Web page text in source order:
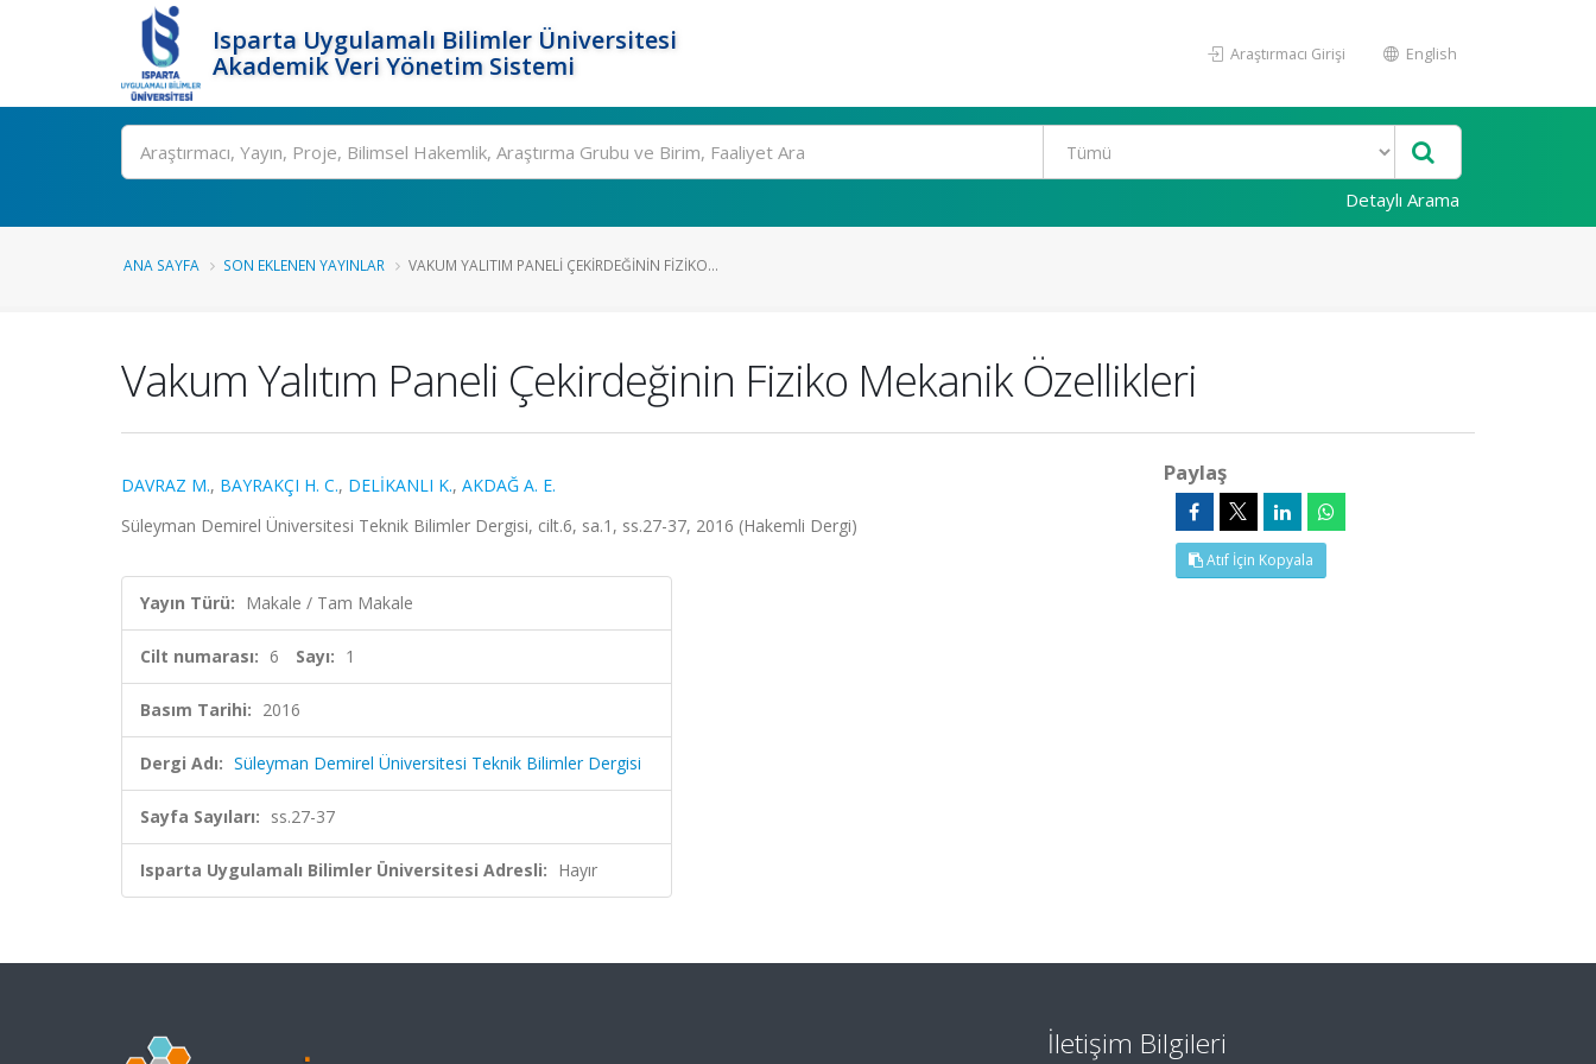
Isparta Uygulamalı Bilimler Üniversitesi
Akademik Veri Yönetim Sistemi
Araştırmacı Girişi English
Ara
Detaylı Arama
ANA SAYFA SON EKLENEN YAYINLAR VAKUM YALITIM PANELI ÇEKIRDEĞININ FIZIKO...
Vakum Yalıtım Paneli Çekirdeğinin Fiziko Mekanik Özellikleri
DAVRAZ M., BAYRAKÇI H. C., DELİKANLI K., AKDAĞ A. E.
Süleyman Demirel Üniversitesi Teknik Bilimler Dergisi, cilt.6, sa.1, ss.27-37, 2016 (Hakemli Dergi)
Yayın Türü: Makale / Tam Makale
Cilt numarası: 6 Sayı: 1
Basım Tarihi: 2016
Dergi Adı: Süleyman Demirel Üniversitesi Teknik Bilimler Dergisi
Sayfa Sayıları: ss.27-37
Isparta Uygulamalı Bilimler Üniversitesi Adresli: Hayır
Paylaş
Atıf İçin Kopyala
İletişim Bilgileri